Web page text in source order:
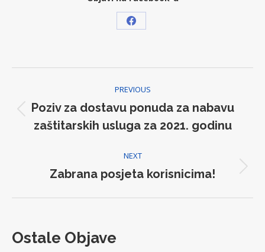
Share
Facebook
navigation
PREVIOUS
Previous
post:
Poziv za dostavu ponuda za nabavu
zaštitarskih usluga za 2021. godinu
NEXT
Next
Zabrana posjeta korisnicima!
Ostale Objave